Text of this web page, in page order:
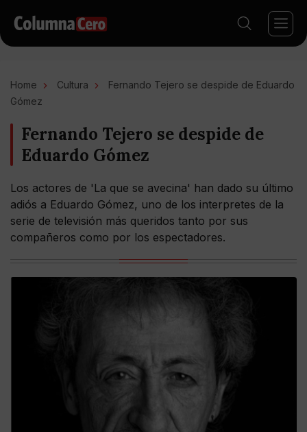
Home Cultura
Fernando Tejero se despide de Eduardo
Gómez
Fernando Tejero se despide de
Eduardo Gómez
Los actores de 'La que se avecina' han dado su último
adiós a Eduardo Gómez, uno de los interpretes de la
serie de televisión más queridos tanto por sus
compañeros como por los espectadores.